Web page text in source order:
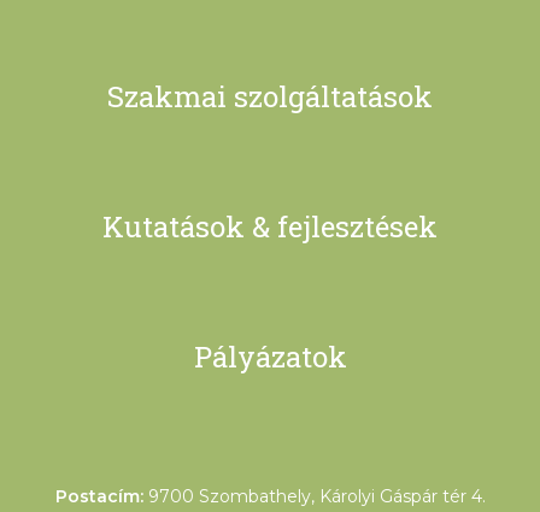
Szakmai szolgáltatások
Kutatások & fejlesztések
Pályázatok
Postacím: 9700 Szombathely, Károlyi Gáspár tér 4.